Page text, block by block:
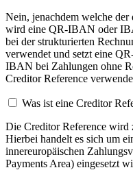
Nein, jenachdem welche
wird eine QR-IBAN oder
bei der strukturierten
verwendet und setzt eine
IBAN bei Zahlungen ohne
Creditor Reference
Was ist eine Creditor
Die Creditor Reference wird
Hierbei handelt es sich um
innereuropäischen
Payments Area) eingesetzt